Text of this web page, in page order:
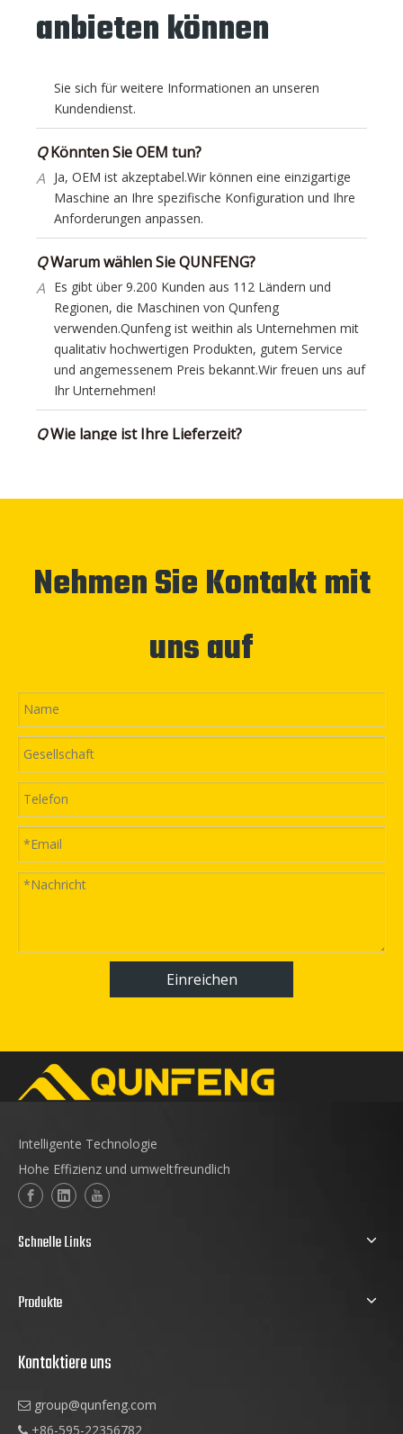
anbieten können
ab, das Sie möglicherweise bestellen. Bitte wenden
Sie sich für weitere Informationen an unseren
Könnten Sie OEM tun?
A
Maschine an Ihre spezifische Konfiguration und Ihre
Warum wählen Sie QUNFENG?
A
Es gibt über 9.200 Kunden aus 112 Ländern und
Regionen, die Maschinen von Qunfeng
verwenden.Qunfeng ist weithin als Unternehmen mit
qualitativ hochwertigen Produkten, gutem Service
und angemessenem Preis bekannt.Wir freuen uns auf
Ihr Unternehmen!
Wie lange ist Ihre Lieferzeit?
A
genaue Lieferzeit hängt vom jeweiligen
Maschinenmodell ab.
QHaben Sie eine Maschine auf Lager?
ab, das Sie möglicherweise bestellen. Bitte wenden
QKönnten Sie OEM tun?
A Ja, OEM ist akzeptabel.Wir können eine einzigartige
Maschine an Ihre spezifische Konfiguration und Ihre
Anforderungen anpassen.
QWarum wählen Sie QUNFENG?
A Es gibt über 9.200 Kunden aus 112 Ländern und
Regionen, die Maschinen von Qunfeng
und angemessenem Preis bekannt.Wir freuen uns auf
Nehmen Sie Kontakt mit
uns auf
Einreichen
Intelligente Technologie
Hohe Effizienz und umweltfreundlich
Schnelle Links
Produkte
Kontaktiere uns
 group@qunfeng.com
 +86-595-22356782